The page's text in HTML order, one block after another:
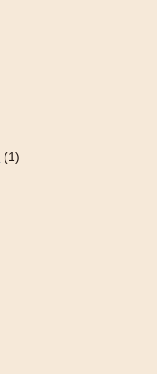
(1)